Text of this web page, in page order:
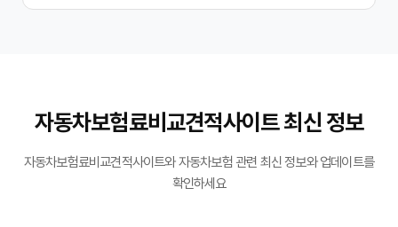
자동차보험료비교견적사이트 최신 정보
자동차보험료비교견적사이트와 자동차보험 관련 최신 정보와 업데이트를
확인하세요